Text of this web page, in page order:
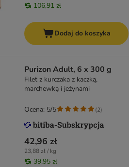
106,91 zł
Dodaj do koszyka
Purizon Adult, 6 x 300 g
Filet z kurczaka z kaczką,
marchewką i jeżynami
42,96 zł
23,88 zł / kg
39,95 zł
Ocena: 5/5 (2)